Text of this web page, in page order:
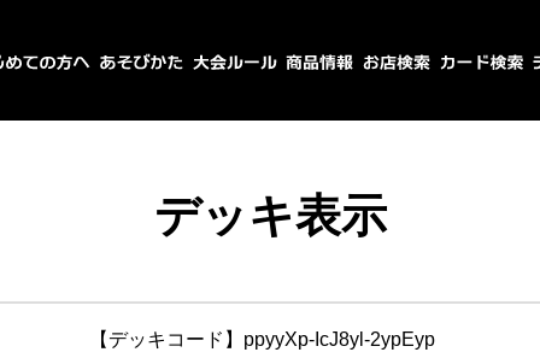
デッキ表示
【デッキコード】 ppyyXp-IcJ8yl-2ypEyp